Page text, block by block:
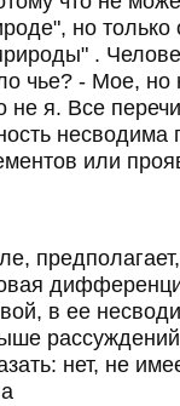
но только
.
чье? - Мое,
я. Все
несводима
или
в ее
нет, не